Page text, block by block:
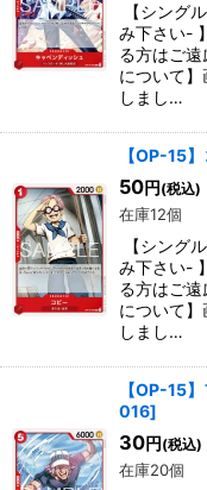
【シング
み下さい-
る方はご
について
しまし…
【OP-15
50円 (税込)
在庫12個
【シング
み下さい-
る方はご
について
しまし…
【OP-15
016]
30円 (税込)
在庫20個